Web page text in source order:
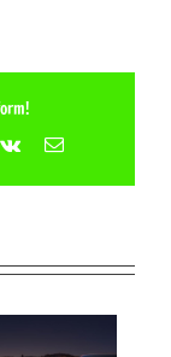
Vk Email